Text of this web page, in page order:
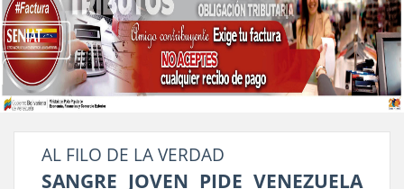
AL FILO DE LA VERDAD
SANGRE JOVEN PIDE VENEZUELA